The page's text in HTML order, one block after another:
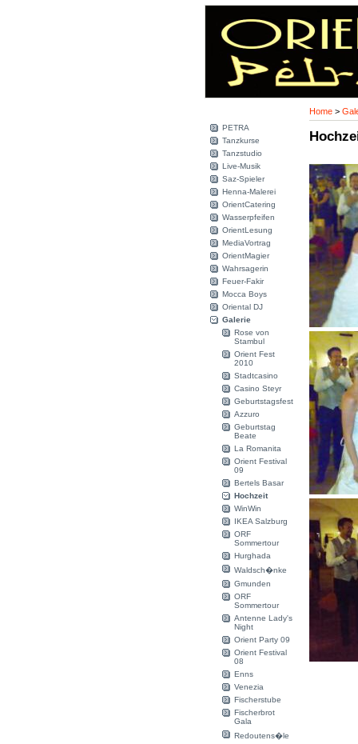
PETRA
Tanzkurse
Tanzstudio
Live-Musik
Saz-Spieler
Henna-Malerei
OrientCatering
Wasserpfeifen
OrientLesung
MediaVortrag
OrientMagier
Wahrsagerin
Feuer-Fakir
Mocca Boys
Oriental DJ
Galerie
Rose von
Stambul
Orient Fest
2010
Stadtcasino
Casino Steyr
Geburtstagsfest
Azzuro
Geburtstag
Beate
La Romanita
Orient Festival
09
Bertels Basar
Hochzeit
WinWin
IKEA Salzburg
ORF
Sommertour
Hurghada
Waldsch�nke
Gmunden
ORF
Sommertour
Antenne Lady's
Night
Orient Party 09
Orient Festival
08
Enns
Venezia
Fischerstube
Fischerbrot
Gala
Redoutens�le
Home >